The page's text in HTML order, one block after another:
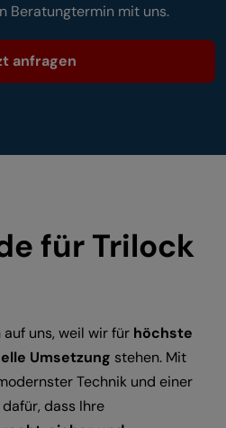
Beratungtermin mit uns.
anfragen
für Trilock
uns, weil wir für höchste
Umsetzung stehen. Mit
Technik und einer
dass Ihre